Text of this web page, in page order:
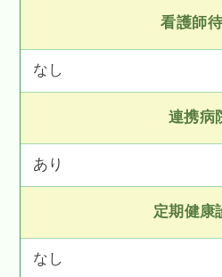
看護師
なし
連携病
あり
定期健康
なし